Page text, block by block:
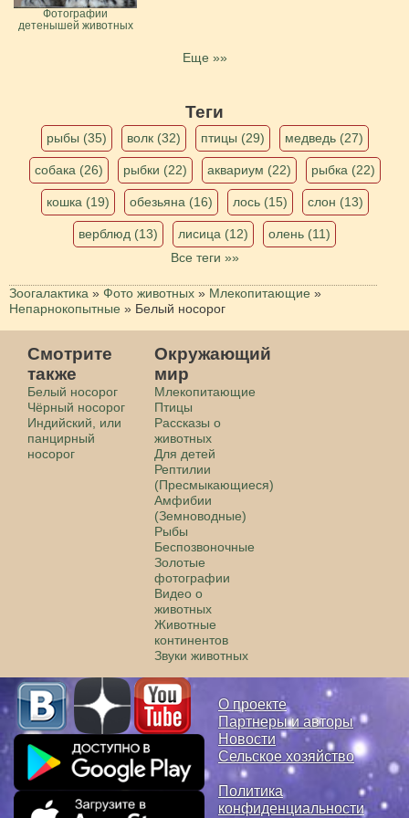
Фотографии
детенышей животных
Еще »»
Теги
рыбы (35) волк (32) птицы (29) медведь (27)
собака (26) рыбки (22) аквариум (22) рыбка (22)
кошка (19) обезьяна (16) лось (15) слон (13)
верблюд (13) лисица (12)
олень (11)
Все теги »»
Зоогалактика » Фото животных » Млекопитающие »
Непарнокопытные » Белый носорог
Смотрите
также
Белый носорог
Чёрный носорог
Индийский, или
панцирный
носорог
Окружающий
мир
Млекопитающие
Птицы
Рассказы о
животных
Для детей
Рептилии
(Пресмыкающиеся)
Амфибии
(Земноводные)
Рыбы
Беспозвоночные
Золотые
фотографии
Видео о
животных
Животные
континентов
Звуки животных
О проекте
Партнеры и авторы
Новости
Сельское хозяйство
Политика
конфиденциальности